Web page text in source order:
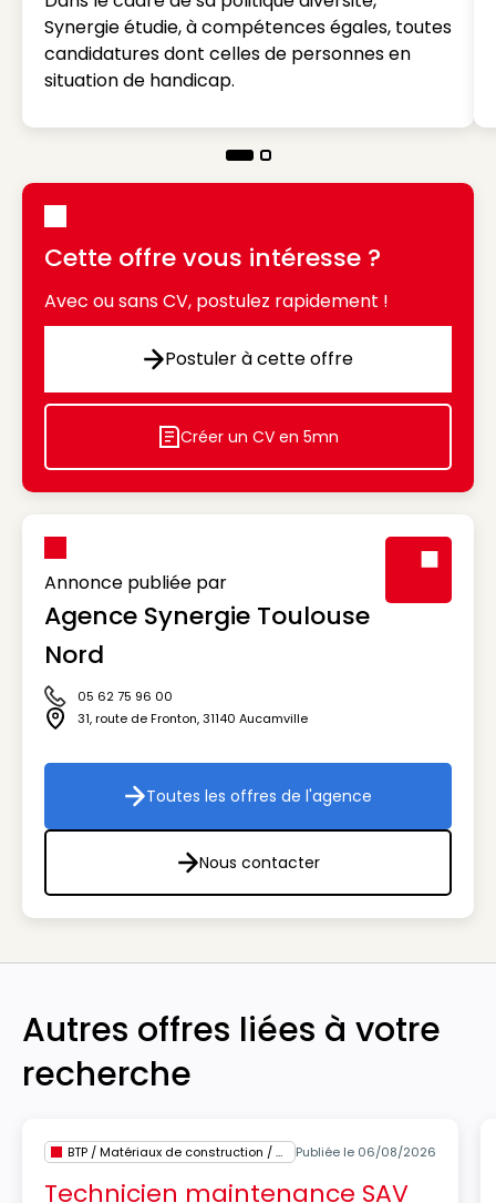
Synergie étudie, à compétences égales, toutes
candidatures dont celles de personnes en
situation de handicap.
Cette offre vous intéresse ?
Avec ou sans CV, postulez rapidement !
Postuler à cette offre
Postuler à cette offre
Icon decorative
Créer un CV en 5mn
Annonce publiée par
Agence Synergie Toulouse
Nord
Icône téléphone
05 62 75 96 00
Icône adresse
31, route de Fronton,31140 Aucamville
Toutes les offres de l'agence
Toutes les offres de l'agence
Nous contacter
Nous contacter
Autres offres liées à votre
recherche
BTP / Matériaux de construction / Architecture Publiée le 06/08/2026
Technicien maintenance SAV